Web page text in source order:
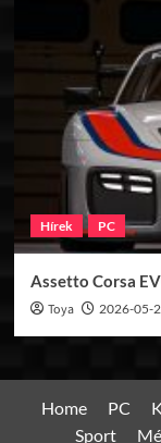
Hírek PC
Assetto Corsa
Toya 2026-05-
Home PC
Sport